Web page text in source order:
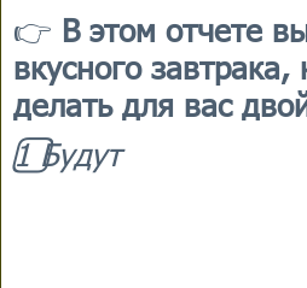
👉 В этом отчете
вкусного
делать для вас
1️⃣ Будут